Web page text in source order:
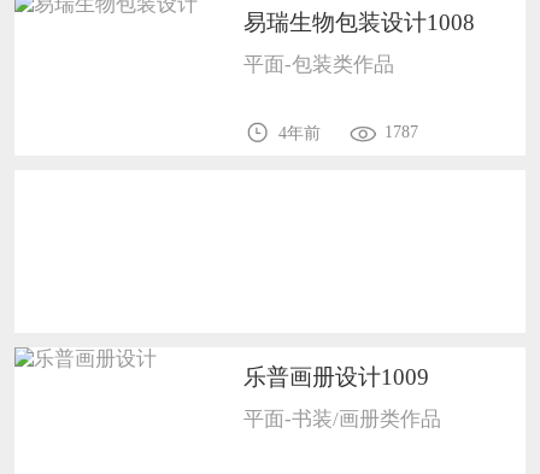
恭喜159****4930用户作品已成功备案！
恭喜150****6483用户作品已成功备案！
易瑞生物包装设计1008
平面-包装类作品
4年前 1787
乐普画册设计1009
平面-书装/画册类作品